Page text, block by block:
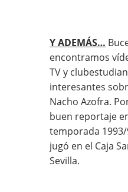
Y ADEMÁS…
encontramos
TV y
interesantes
Nacho Azofra.
buen reportaje
temporada
jugó en el Caja
Sevilla.